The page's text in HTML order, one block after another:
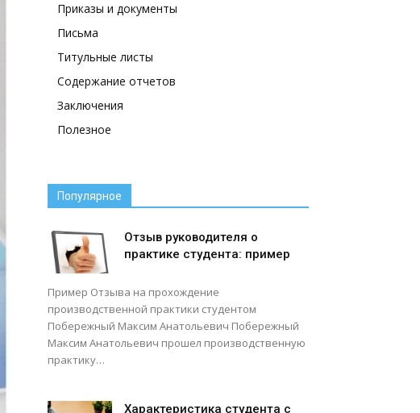
Приказы и документы
Письма
Титульные листы
Содержание отчетов
Заключения
Полезное
Популярное
Отзыв руководителя о
практике студента: пример
Пример Отзыва на прохождение
производственной практики студентом
Побережный Максим Анатольевич Побережный
Максим Анатольевич прошел производственную
практику…
Характеристика студента с